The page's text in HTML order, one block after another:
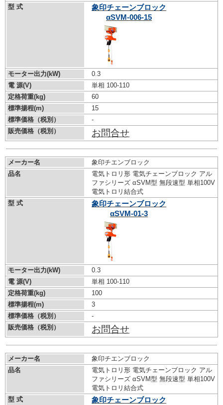
型 式
象印チェーンブロック
αSVM-006-15
モーター出力(kW)
0.3
電 源(V)
単相 100-110
定格荷重(kg)
60
標準揚程(m)
15
標準価格（税別）
-
販売価格（税別）
お問合せ
メーカー名
象印チエンブロック
品名
電気トロリ形 電気チェーンブロック アル
ファシリーズ αSVM型 無段速型 単相100V
電気トロリ結合式
型 式
象印チェーンブロック
αSVM-01-3
モーター出力(kW)
0.3
電 源(V)
単相 100-110
定格荷重(kg)
100
標準揚程(m)
3
標準価格（税別）
-
販売価格（税別）
お問合せ
メーカー名
象印チエンブロック
品名
電気トロリ形 電気チェーンブロック アル
ファシリーズ αSVM型 無段速型 単相100V
電気トロリ結合式
型 式
象印チェーンブロック